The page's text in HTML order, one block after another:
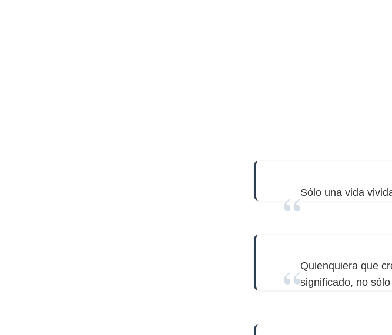
Sólo una vida
Quienquiera que
significado, no